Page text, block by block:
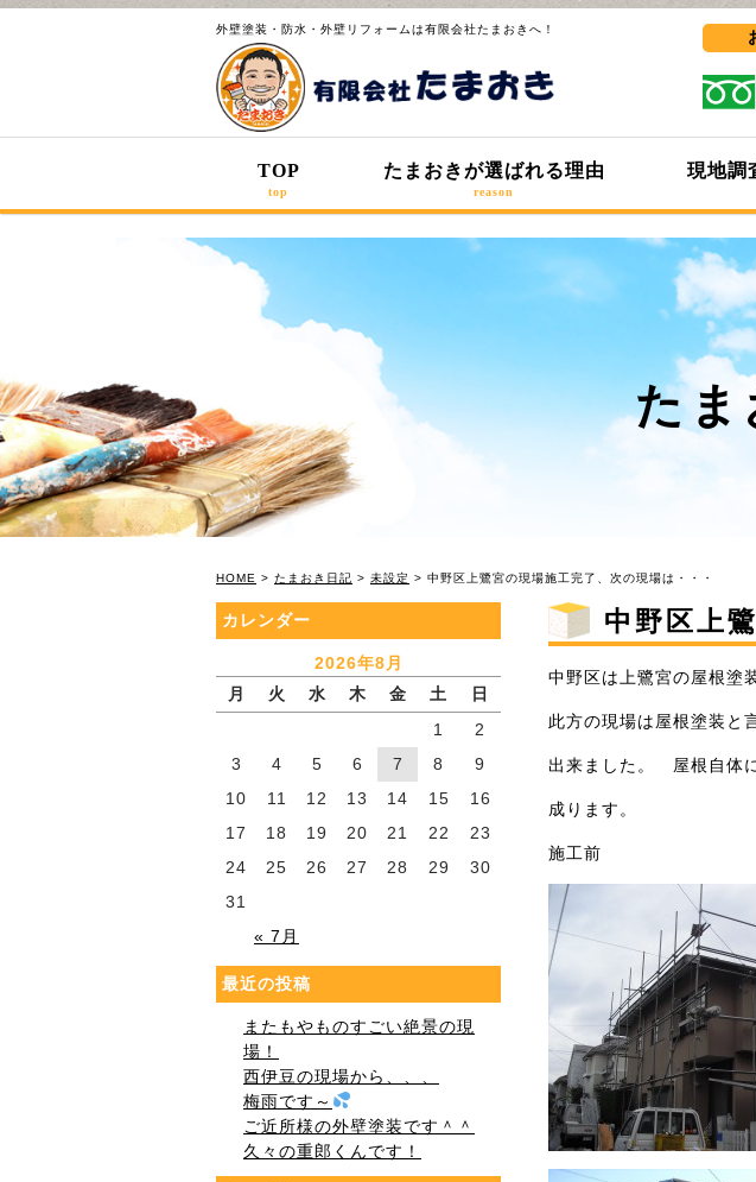
外壁塗装・防水・外壁リフォームは有限会社たまおきへ！
TOP
top
たまおきが選ばれる理由
reason
現地調
たま
HOME > たまおき日記 > 未設定 > 中野区上鷺宮の現場施工完了、次の現場は・・・
中野区上
中野区は上鷺宮の屋根塗
此方の現場は屋根塗装と
出来ました。 屋根自体
成ります。
施工前
カレンダー
2026年8月
月
火 水 木 金 土 日
« 7月
1
2
3
4 5 6 7 8
9
10
11 12 13 14 15
16
17
18 19 20 21 22
23
24
25 26 27 28 29
30
31
最近の投稿
またもやものすごい絶景の現
場！
西伊豆の現場から、、、
梅雨です～
ご近所様の外壁塗装です＾＾
久々の重郎くんです！